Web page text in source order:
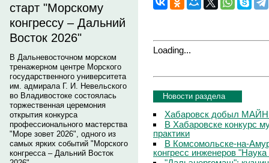
старт "Морскому
конгрессу – Дальний
Восток 2026"
В Дальневосточном морском
тренажерном центре Морского
государственного университета
им. адмирала Г. И. Невельского
во Владивостоке состоялась
торжественная церемония
открытия конкурса
профессионального мастерства
"Море зовет 2026", одного из
самых ярких событий "Морского
конгресса – Дальний Восток
Loading...
Новости раздела
Хабаровск добыл
В Хабаровске конкурс
практики
В Комсомольске-на-
конгресс инженеров